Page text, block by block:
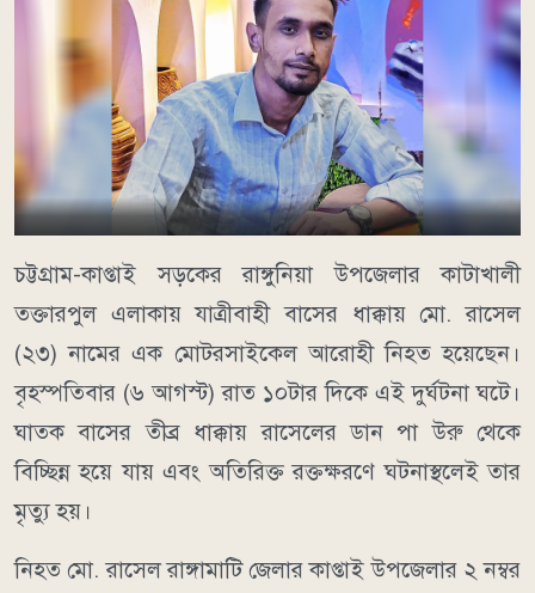
চট্টগ্রাম-কাপ্তাই সড়কের রাঙ্গুনিয়া উপজেলার কাটাখালী
তক্তারপুল এলাকায় যাত্রীবাহী বাসের ধাক্কায় মো. রাসেল
(২৩) নামের এক মোটরসাইকেল আরোহী নিহত হয়েছেন।
বৃহস্পতিবার (৬ আগস্ট) রাত ১০টার দিকে এই দুর্ঘটনা ঘটে।
ঘাতক বাসের তীব্র ধাক্কায় রাসেলের ডান পা উরু থেকে
বিচ্ছিন্ন হয়ে যায় এবং অতিরিক্ত রক্তক্ষরণে ঘটনাস্থলেই তার
মৃত্যু হয়।
নিহত মো. রাসেল রাঙ্গামাটি জেলার কাপ্তাই উপজেলার ২ নম্বর